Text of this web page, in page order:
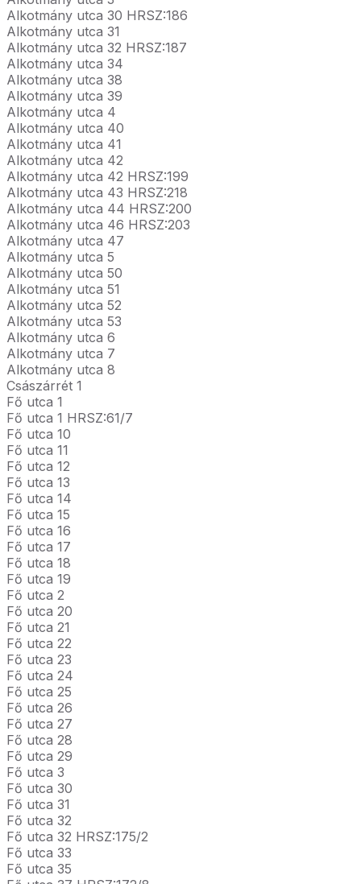
Alkotmány utca 30 HRSZ:186
Alkotmány utca 31
Alkotmány utca 32 HRSZ:187
Alkotmány utca 34
Alkotmány utca 38
Alkotmány utca 39
Alkotmány utca 4
Alkotmány utca 40
Alkotmány utca 41
Alkotmány utca 42
Alkotmány utca 42 HRSZ:199
Alkotmány utca 43 HRSZ:218
Alkotmány utca 44 HRSZ:200
Alkotmány utca 46 HRSZ:203
Alkotmány utca 47
Alkotmány utca 5
Alkotmány utca 50
Alkotmány utca 51
Alkotmány utca 52
Alkotmány utca 53
Alkotmány utca 6
Alkotmány utca 7
Alkotmány utca 8
Császárrét 1
Fő utca 1
Fő utca 1 HRSZ:61/7
Fő utca 10
Fő utca 11
Fő utca 12
Fő utca 13
Fő utca 14
Fő utca 15
Fő utca 16
Fő utca 17
Fő utca 18
Fő utca 19
Fő utca 2
Fő utca 20
Fő utca 21
Fő utca 22
Fő utca 23
Fő utca 24
Fő utca 25
Fő utca 26
Fő utca 27
Fő utca 28
Fő utca 29
Fő utca 3
Fő utca 30
Fő utca 31
Fő utca 32
Fő utca 32 HRSZ:175/2
Fő utca 33
Fő utca 35